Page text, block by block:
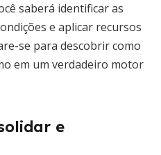
saberá identificar as
e aplicar recursos
se para descobrir como
em um verdadeiro motor
e